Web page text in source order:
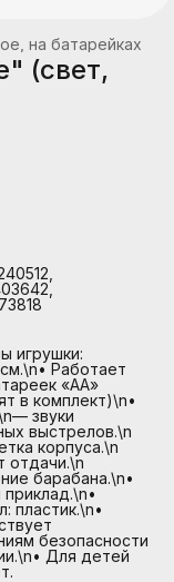
на батарейках
(свет,
игрушки:
Работает
«АА»
в комплект)\n•
звуки
выстрелов.\n
корпуса.\n
отдачи.\n
барабана.\n•
пластик.\n•
безопасности
Для детей